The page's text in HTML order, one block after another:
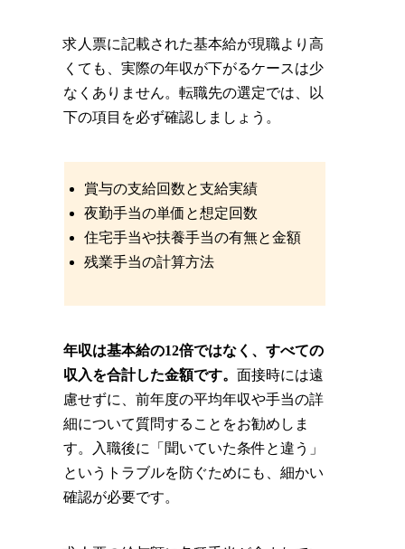
求人票に記載された基本給が現職より高
くても、実際の年収が下がるケースは少
なくありません。転職先の選定では、以
下の項目を必ず確認しましょう。
賞与の支給回数と支給実績
夜勤手当の単価と想定回数
住宅手当や扶養手当の有無と金額
残業手当の計算方法
年収は基本給の12倍ではなく、すべての
収入を合計した金額です。面接時には遠
慮せずに、前年度の平均年収や手当の詳
細について質問することをお勧めしま
す。入職後に「聞いていた条件と違う」
というトラブルを防ぐためにも、細かい
確認が必要です。